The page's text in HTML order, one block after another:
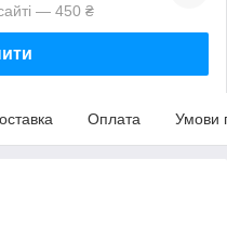
— 450 ₴
Оплата Умови